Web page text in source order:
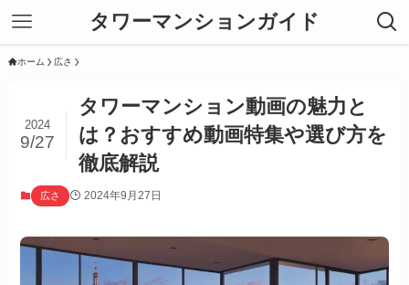
タワーマンションガイド
ホーム 広さ
タワーマンション動画の魅力と
は？おすすめ動画特集や選び方を
徹底解説
2024
9/27
広さ 2024年9月27日